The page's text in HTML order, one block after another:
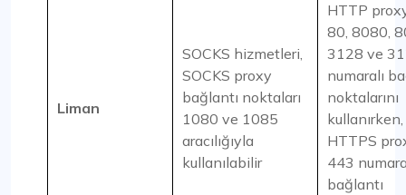
Liman
SOCKS hizmetleri,
SOCKS proxy
bağlantı noktaları
1080 ve 1085
aracılığıyla
kullanılabilir
HTTP
80, 8080,
3128 ve
numaralı
noktalarını
kullanırken,
HTTPS
443
bağlantı